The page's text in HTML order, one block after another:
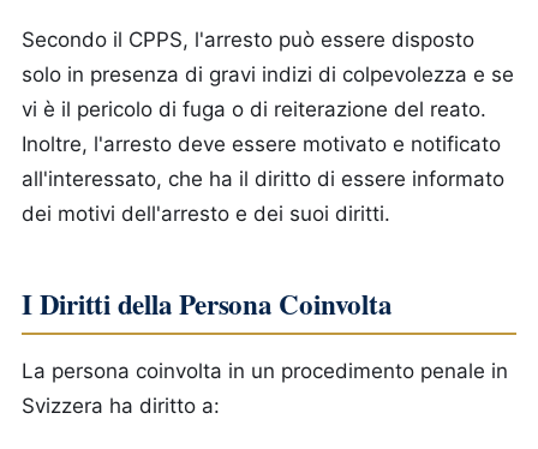
Secondo il CPPS, l'arresto può essere disposto
solo in presenza di gravi indizi di colpevolezza e se
vi è il pericolo di fuga o di reiterazione del reato.
Inoltre, l'arresto deve essere motivato e notificato
all'interessato, che ha il diritto di essere informato
dei motivi dell'arresto e dei suoi diritti.
I Diritti della Persona Coinvolta
La persona coinvolta in un procedimento penale in
Svizzera ha diritto a: